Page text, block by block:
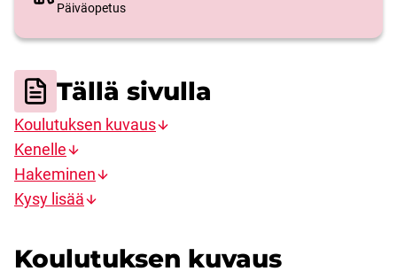
Päiväopetus
Tällä sivulla
Koulutuksen kuvaus
Kenelle
Hakeminen
Kysy lisää
Koulutuksen kuvaus